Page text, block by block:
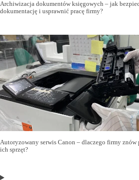
Archiwizacja dokumentów księgowych – jak
dokumentację i usprawnić pracę firmy?
Autoryzowany serwis Canon – dlaczego firmy znów
ich sprzęt?